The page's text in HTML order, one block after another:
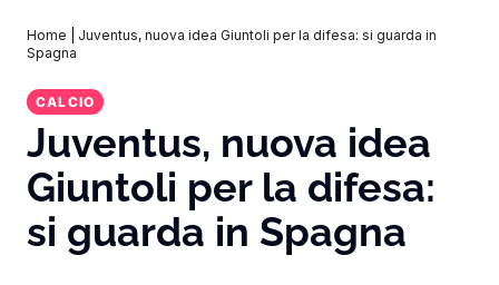
Home
Juventus, nuova idea Giuntoli per la difesa: si guarda in
Spagna
CALCIO
Juventus, nuova idea
Giuntoli per la difesa:
si guarda in Spagna